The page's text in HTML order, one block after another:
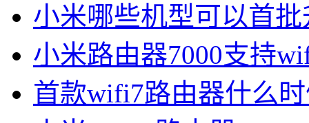
小米哪些机型可以首
小米路由器7000支持
首款wifi7路由器什么